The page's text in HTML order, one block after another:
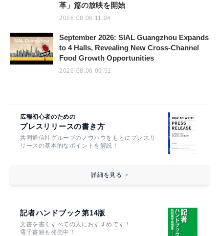
革」篇の放映を開始
2026.08.06 11:04
September 2026: SIAL Guangzhou Expands
to 4 Halls, Revealing New Cross-Channel
Food Growth Opportunities
2026.08.06 09:51
広報初心者のための
プレスリリースの書き方
共同通信社グループのノウハウをもとにプレスリ
リースの基本的なポイントを解説！
詳細を見る
記者ハンドブック第14版
文書を書くすべての人におすすめです！
電子書籍も発売中！